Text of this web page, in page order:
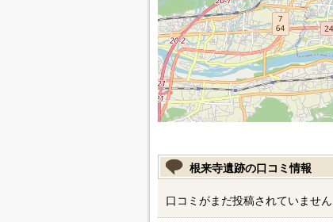
根来寺遺跡の口コミ情報
口コミがまだ投稿されていません